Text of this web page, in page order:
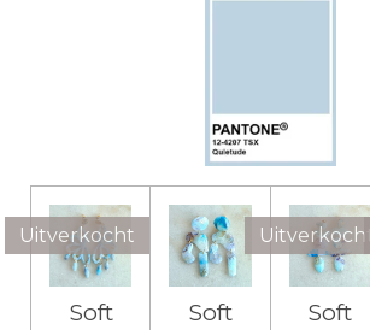
Uitverkocht
Soft
Soft
Uitverkocht
Soft